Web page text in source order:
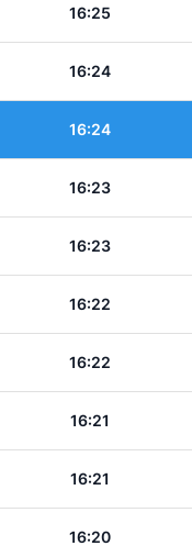
16:25
16:24
16:24
16:23
16:23
16:22
16:22
16:21
16:21
16:20